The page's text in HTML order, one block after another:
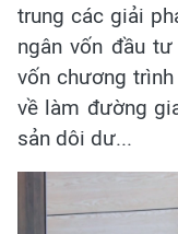
trung các giải
ngân vốn đầu
vốn chương
về làm đường
sản dôi dư...